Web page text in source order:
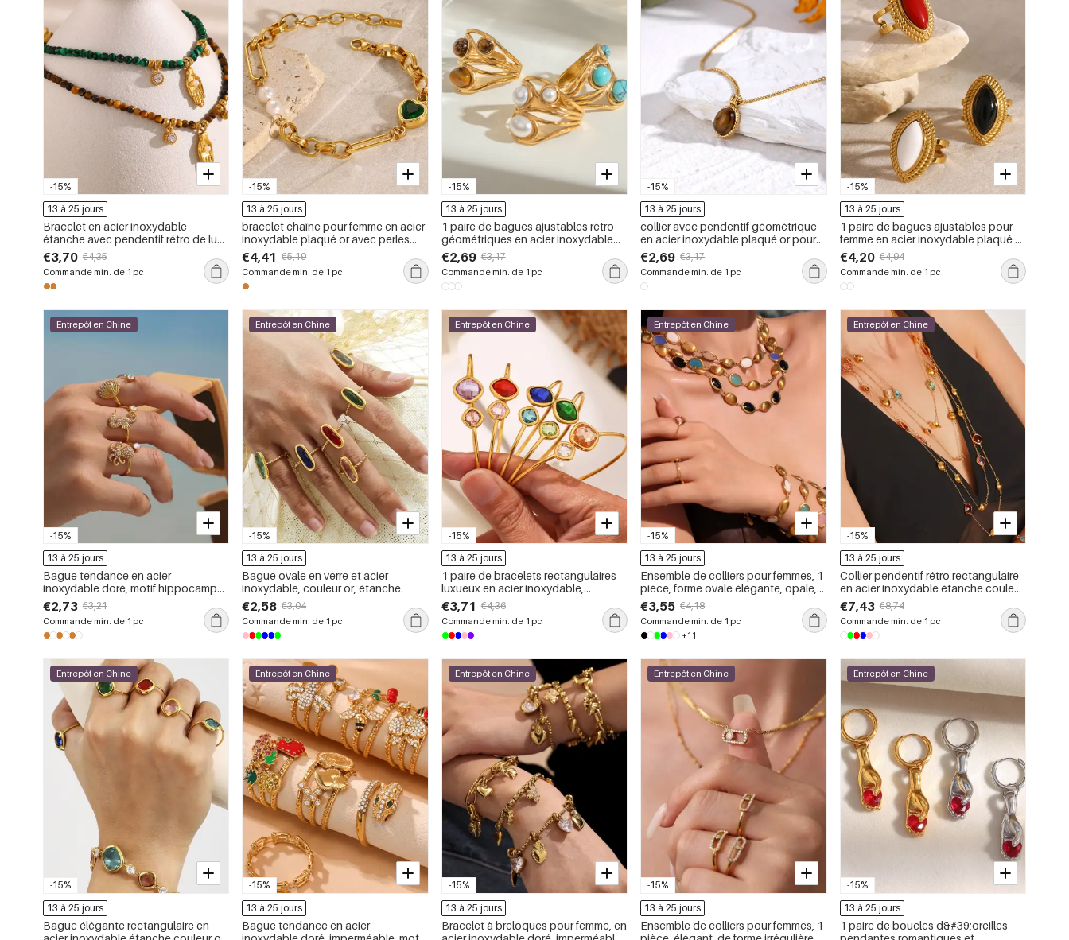
-15%
13 à 25 jours
Bracelet en acier inoxydable
étanche avec pendentif rétro de luxe
(1 pièce)
€3,70 €4,35
Commande min. de 1 pc
-15%
13 à 25 jours
bracelet chaîne pour femme en acier
inoxydable plaqué or avec perles
artificielles, série romantique, cœur
doux
€4,41 €5,19
Commande min. de 1 pc
-15%
13 à 25 jours
1 paire de bagues ajustables rétro
géométriques en acier inoxydable
plaqué or avec pierres précieuses
artificielles pour femmes, série
classique
€2,69 €3,17
Commande min. de 1 pc
-15%
13 à 25 jours
collier avec pendentif géométrique
en acier inoxydable plaqué or pour
femme, série simple, 1 pièce
€2,69 €3,17
Commande min. de 1 pc
-15%
13 à 25 jours
1 paire de bagues ajustables pour
femme en acier inoxydable plaqué or
, style rétro, série simple
€4,20 €4,94
Commande min. de 1 pc
-15%
Entrepôt en Chine
13 à 25 jours
Bague tendance en acier
inoxydable doré, motif hippocampe,
1 pièce, inspirée des vacances
€2,73 €3,21
Commande min. de 1 pc
-15%
Entrepôt en Chine
13 à 25 jours
Bague ovale en verre et acier
inoxydable, couleur or, étanche.
€2,58 €3,04
Commande min. de 1 pc
-15%
Entrepôt en Chine
13 à 25 jours
1 paire de bracelets rectangulaires
luxueux en acier inoxydable,
étanches, couleur or, pour femmes
€3,71 €4,36
Commande min. de 1 pc
-15%
Entrepôt en Chine
13 à 25 jours
Ensemble de colliers pour femmes, 1
pièce, forme ovale élégante, opale,
acier inoxydable, étanche, couleur or
€3,55 €4,18
Commande min. de 1 pc
+11
-15%
Entrepôt en Chine
13 à 25 jours
Collier pendentif rétro rectangulaire
en acier inoxydable étanche couleur
or pour femme (1 pièce)
€7,43 €8,74
Commande min. de 1 pc
-15%
Entrepôt en Chine
13 à 25 jours
Bague élégante rectangulaire en
-15%
Entrepôt en Chine
13 à 25 jours
Bague tendance en acier
-15%
Entrepôt en Chine
13 à 25 jours
Bracelet à breloques pour femme, en
-15%
Entrepôt en Chine
13 à 25 jours
Ensemble de colliers pour femmes, 1
-15%
Entrepôt en Chine
13 à 25 jours
1 paire de boucles d&#39;oreilles